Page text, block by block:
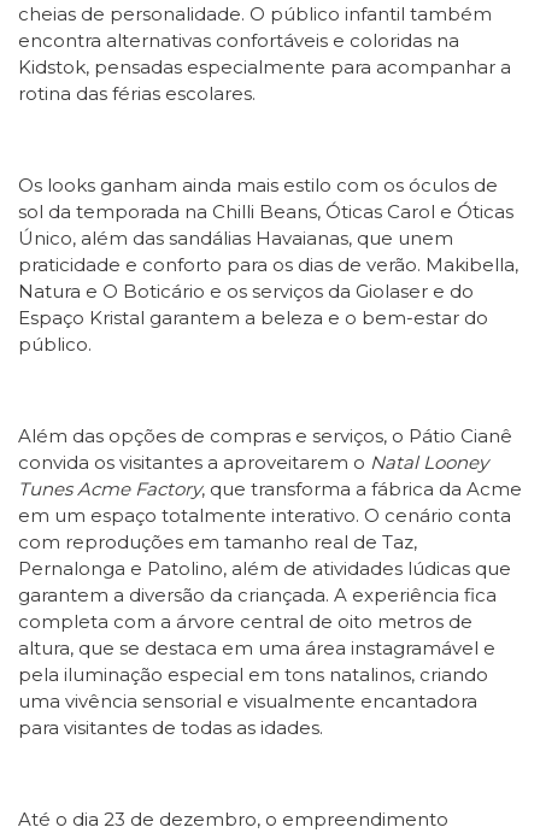
cheias de personalidade. O público infantil também
encontra alternativas confortáveis e coloridas na
Kidstok, pensadas especialmente para acompanhar a
rotina das férias escolares.
Os looks ganham ainda mais estilo com os óculos de
sol da temporada na Chilli Beans, Óticas Carol e Óticas
Único, além das sandálias Havaianas, que unem
praticidade e conforto para os dias de verão. Makibella,
Natura e O Boticário e os serviços da Giolaser e do
Espaço Kristal garantem a beleza e o bem-estar do
público.
Além das opções de compras e serviços, o Pátio Cianê
convida os visitantes a aproveitarem o Natal Looney
Tunes Acme Factory, que transforma a fábrica da Acme
em um espaço totalmente interativo. O cenário conta
com reproduções em tamanho real de Taz,
Pernalonga e Patolino, além de atividades lúdicas que
garantem a diversão da criançada. A experiência fica
completa com a árvore central de oito metros de
altura, que se destaca em uma área instagramável e
pela iluminação especial em tons natalinos, criando
uma vivência sensorial e visualmente encantadora
para visitantes de todas as idades.
Até o dia 23 de dezembro, o empreendimento